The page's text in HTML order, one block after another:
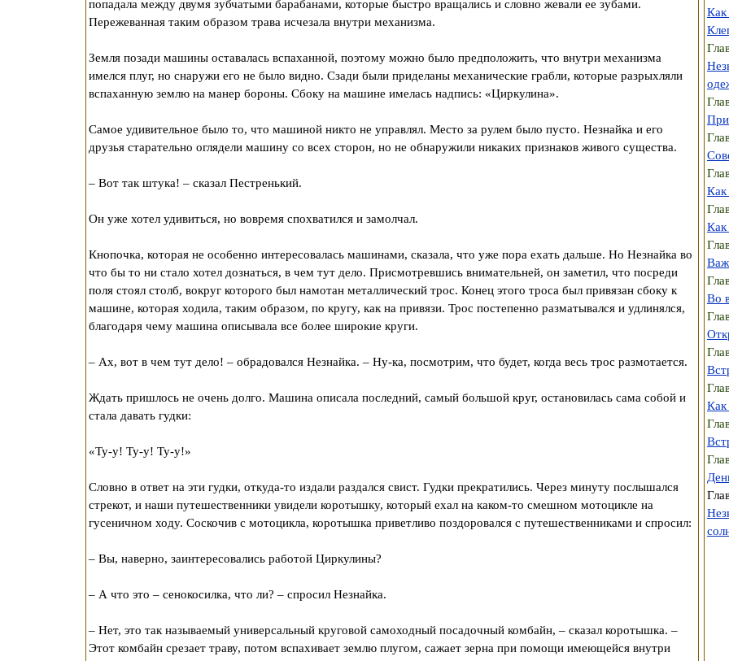
попадала между двумя зубчатыми барабанами, которые быстро вращались и словно жевали ее зубами.
Пережеванная таким образом трава исчезала внутри механизма.
Земля позади машины оставалась вспаханной, поэтому можно было предположить, что внутри механизма
имелся плуг, но снаружи его не было видно. Сзади были приделаны механические грабли, которые разрыхляли
вспаханную землю на манер бороны. Сбоку на машине имелась надпись: «Циркулина».
Самое удивительное было то, что машиной никто не управлял. Место за рулем было пусто. Незнайка и его
друзья старательно оглядели машину со всех сторон, но не обнаружили никаких признаков живого существа.
– Вот так штука! – сказал Пестренький.
Он уже хотел удивиться, но вовремя спохватился и замолчал.
Кнопочка, которая не особенно интересовалась машинами, сказала, что уже пора ехать дальше. Но Незнайка во
что бы то ни стало хотел дознаться, в чем тут дело. Присмотревшись внимательней, он заметил, что посреди
поля стоял столб, вокруг которого был намотан металлический трос. Конец этого троса был привязан сбоку к
машине, которая ходила, таким образом, по кругу, как на привязи. Трос постепенно разматывался и удлинялся,
благодаря чему машина описывала все более широкие круги.
– Ах, вот в чем тут дело! – обрадовался Незнайка. – Ну-ка, посмотрим, что будет, когда весь трос размотается.
Ждать пришлось не очень долго. Машина описала последний, самый большой круг, остановилась сама собой и
стала давать гудки:
«Ту-у! Ту-у! Ту-у!»
Словно в ответ на эти гудки, откуда-то издали раздался свист. Гудки прекратились. Через минуту послышался
стрекот, и наши путешественники увидели коротышку, который ехал на каком-то смешном мотоцикле на
гусеничном ходу. Соскочив с мотоцикла, коротышка приветливо поздоровался с путешественниками и спросил:
– Вы, наверно, заинтересовались работой Циркулины?
– А что это – сенокосилка, что ли? – спросил Незнайка.
– Нет, это так называемый универсальный круговой самоходный посадочный комбайн, – сказал коротышка. –
Этот комбайн срезает траву, потом вспахивает землю плугом, сажает зерна при помощи имеющейся внутри
Как
Как
Как
Во
Как